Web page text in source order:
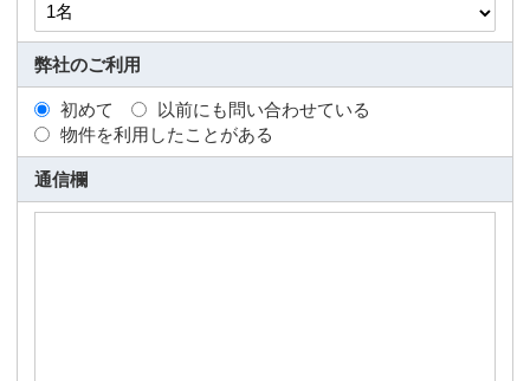
弊社のご利用
初めて
以前にも問い合わせている
物件を利用したことがある
通信欄